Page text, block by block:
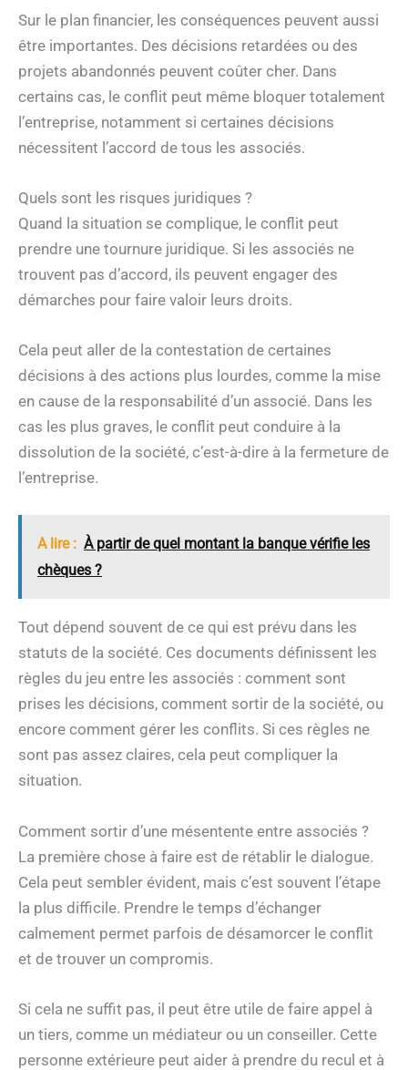
Sur le plan financier, les conséquences peuvent aussi
être importantes. Des décisions retardées ou des
projets abandonnés peuvent coûter cher. Dans
certains cas, le conflit peut même bloquer totalement
l’entreprise, notamment si certaines décisions
nécessitent l’accord de tous les associés.
Quels sont les risques juridiques ?
Quand la situation se complique, le conflit peut
prendre une tournure juridique. Si les associés ne
trouvent pas d’accord, ils peuvent engager des
démarches pour faire valoir leurs droits.
Cela peut aller de la contestation de certaines
décisions à des actions plus lourdes, comme la mise
en cause de la responsabilité d’un associé. Dans les
cas les plus graves, le conflit peut conduire à la
dissolution de la société, c’est-à-dire à la fermeture de
l’entreprise.
A lire : À partir de quel montant la banque vérifie les
chèques ?
Tout dépend souvent de ce qui est prévu dans les
statuts de la société. Ces documents définissent les
règles du jeu entre les associés : comment sont
prises les décisions, comment sortir de la société, ou
encore comment gérer les conflits. Si ces règles ne
sont pas assez claires, cela peut compliquer la
situation.
Comment sortir d’une mésentente entre associés ?
La première chose à faire est de rétablir le dialogue.
Cela peut sembler évident, mais c’est souvent l’étape
la plus difficile. Prendre le temps d’échanger
calmement permet parfois de désamorcer le conflit
et de trouver un compromis.
Si cela ne suffit pas, il peut être utile de faire appel à
un tiers, comme un médiateur ou un conseiller. Cette
personne extérieure peut aider à prendre du recul et à